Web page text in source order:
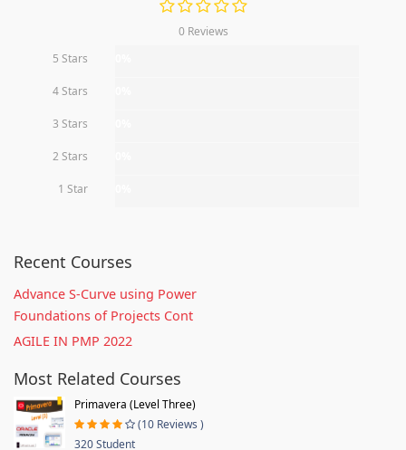
0 Reviews
5 Stars
4 Stars
3 Stars
2 Stars
1 Star
Recent Courses
Advance S-Curve using Power
Foundations of Projects Cont
AGILE IN PMP 2022
Most Related Courses
Primavera (Level Three)
(10 Reviews )
320 Student